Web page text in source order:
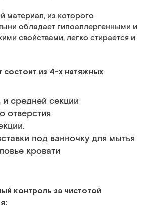
материал, из которого
обладает гипоаллергенными и
свойствами, легко стирается и
из 4-х натяжных
и средней секции
отверстия
под ванночку для мытья
кровати
контроль за чистотой